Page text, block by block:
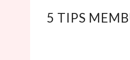
5 TIPS